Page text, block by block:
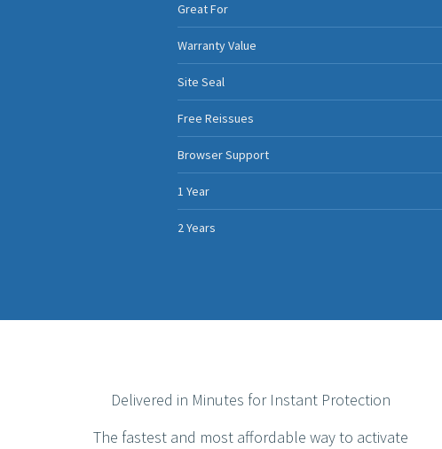
Great For
Warranty Value
Site Seal
Free Reissues
Browser Support
1 Year
2 Years
Delivered in Minutes for Instant Protection
The fastest and most affordable way to activate